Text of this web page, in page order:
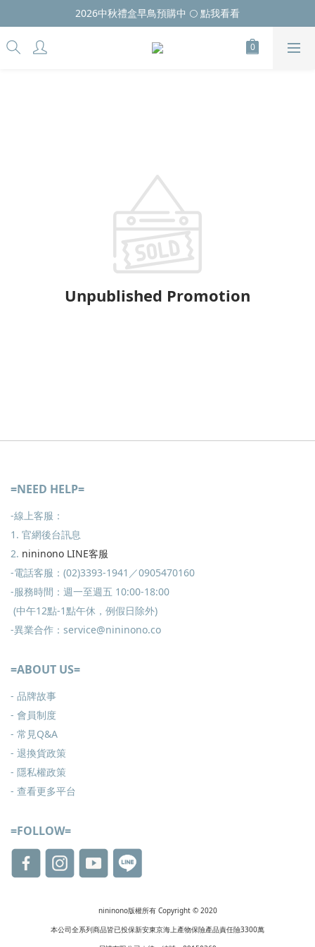
2026中秋禮盒早鳥預購中 🌕 點我看看
Unpublished Promotion
=NEED HELP=
-線上客服：
1. 官網後台訊息
2. nininono LINE客服
-電話客服：(02)3393-1941／0905470160
-服務時間：週一至週五 10:00-18:00
(中午12點-1點午休，例假日除外)
-異業合作：service@nininono.co
=ABOUT US=
- 品牌故事
- 會員制度
- 常見Q&A
- 退換貨政策
- 隱私權政策
- 查看更多平台
=FOLLOW=
nininono版權所有 Copyright © 2020
本公司全系列商品皆已投保新安東京海上產物保險產品責任險3300萬